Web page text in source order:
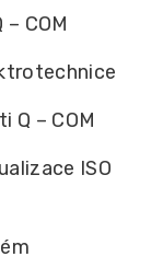
COM
Q – COM
ISO